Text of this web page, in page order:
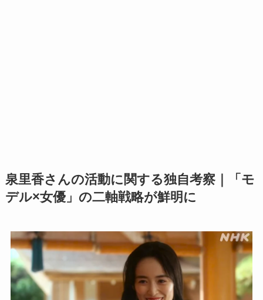
泉里香さんの活動に関する独自考察｜「モ
デル×女優」の二軸戦略が鮮明に